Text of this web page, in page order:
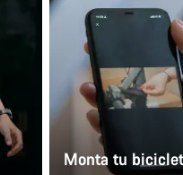
Monta tu